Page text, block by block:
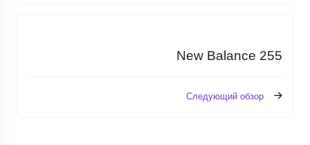
New Balance 255
Следующий обзор